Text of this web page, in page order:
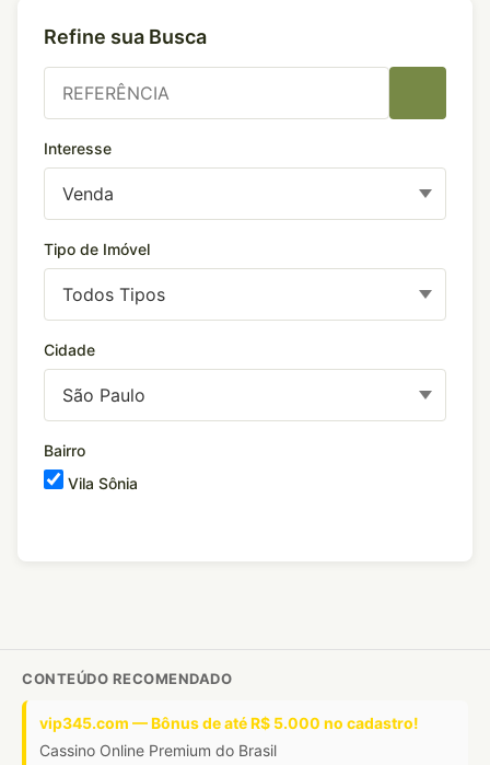
Refine sua Busca
Interesse
Tipo de Imóvel
Cidade
Bairro
Vila Sônia
CONTEÚDO RECOMENDADO
vip345.com — Bônus de até R$ 5.000 no cadastro!
Cassino Online Premium do Brasil